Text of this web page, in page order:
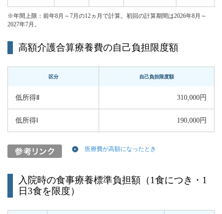
※年間上限：前年8月～7月の12ヵ月で計算。初回の計算期間は2026年8月～
2027年7月。
高額介護合算療養費の自己負担限度額
区分 自己負担限度額
低所得Ⅱ 310,000円
低所得Ⅰ 190,000円
医療費が高額になったとき
入院時の食事療養標準負担額（1食につき・1
日3食を限度）